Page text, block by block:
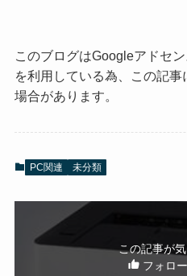
このブログはGoogleアドセ
を利用している為、この記
場合があります。
PC関連 未分類
この記事が
フォロ